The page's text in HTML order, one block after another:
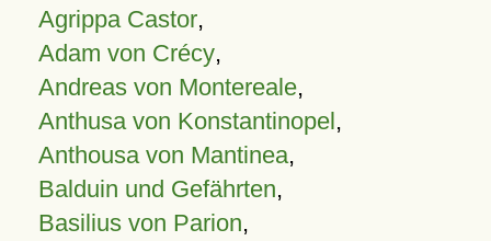
Agrippa Castor,
Adam von Crécy,
Andreas von Montereale,
Anthusa von Konstantinopel,
Anthousa von Mantinea,
Balduin und Gefährten,
Basilius von Parion,